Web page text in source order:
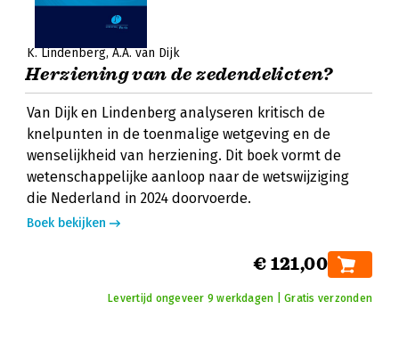
K. Lindenberg A.A. van Dijk
Herziening van de zedendelicten?
Van Dijk en Lindenberg analyseren kritisch de
knelpunten in de toenmalige wetgeving en de
wenselijkheid van herziening. Dit boek vormt de
wetenschappelijke aanloop naar de wetswijziging
die Nederland in 2024 doorvoerde.
Boek bekijken
€ 121,00
Levertijd ongeveer 9 werkdagen | Gratis verzonden